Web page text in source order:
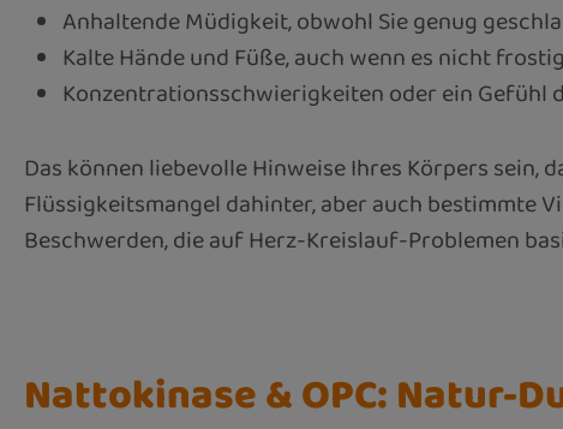
Anhaltende Müdigkeit, obwohl Sie genug
Kalte Hände und Füße, auch wenn es nicht
Konzentrationsschwierigkeiten oder ein Gefühl
Das können liebevolle Hinweise Ihres Körpers
Flüssigkeitsmangel dahinter, aber auch
Beschwerden, die auf Herz-Kreislauf-Problemen
Nattokinase & OPC: Natur-